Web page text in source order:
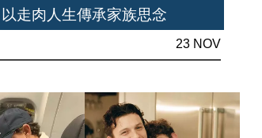
以走肉人生傳承家族思念
23 NOV